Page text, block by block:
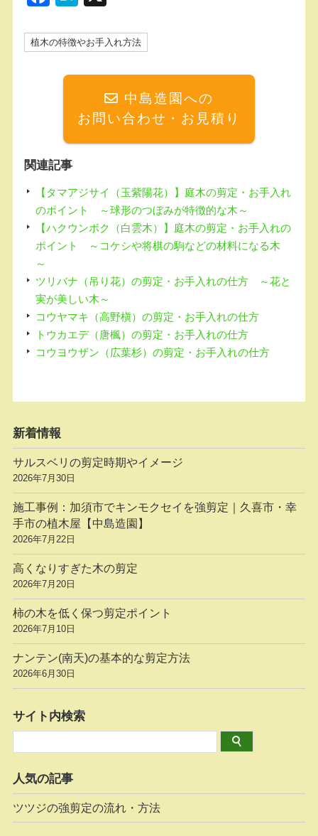
c
k
e
植木の特徴やお手入れ方法
中島造園への
お問い合わせ・お見積り
関連記事
【タマアジサイ（玉紫陽花）】庭木の剪定・お手入れ
のポイント ～球形のつぼみが特徴的な木～
【ハクウンボク（白雲木）】庭木の剪定・お手入れの
ポイント ～コケシや将棋の駒などの材料になる木
～
ツリバナ（吊り花）の剪定・お手入れの仕方 ～花と
実が美しい木～
コウヤマキ（高野槇）の剪定・お手入れの仕方
トウカエデ（唐楓）の剪定・お手入れの仕方
コウヨウザン（広葉杉）の剪定・お手入れの仕方
新着情報
サルスベリの剪定時期やイメージ
2026年7月30日
施工事例：加須市でキンモクセイを強剪定｜久喜市・幸
手市の植木屋【中島造園】
2026年7月22日
高くなりすぎた木の剪定
2026年7月20日
柿の木を低く保つ剪定ポイント
2026年7月10日
ナンテン(南天)の基本的な剪定方法
2026年6月30日
サイト内検索
人気の記事
ツツジの強剪定の流れ・方法